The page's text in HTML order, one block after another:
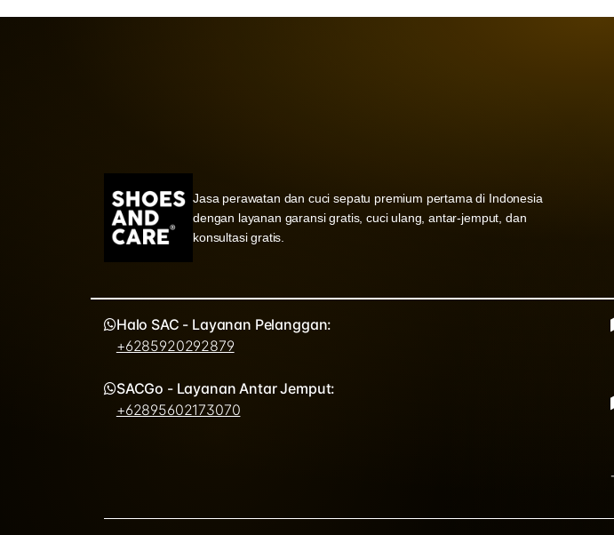
Jasa perawatan dan cuci sepatu premium pertama di Indonesia
dengan layanan garansi gratis, cuci ulang, antar-jemput, dan
konsultasi gratis.
Halo SAC - Layanan Pelanggan:
+6285920292879
SACGo - Layanan Antar Jemput:
+62895602173070